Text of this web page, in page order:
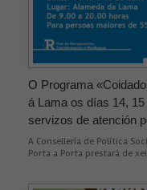
O Programa
á Lama os días 14,
servizos de atención
A Consellería de Política
Porta a Porta prestará de